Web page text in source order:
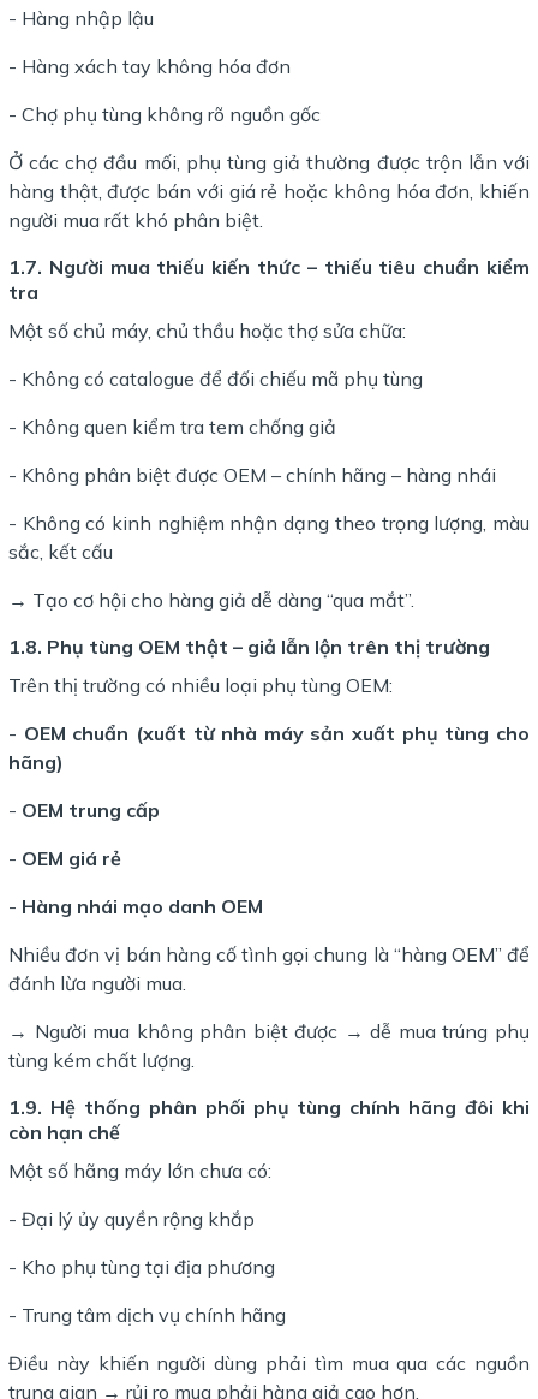
- Hàng nhập lậu
- Hàng xách tay không hóa đơn
- Chợ phụ tùng không rõ nguồn gốc
Ở các chợ đầu mối, phụ tùng giả thường được trộn lẫn với
hàng thật, được bán với giá rẻ hoặc không hóa đơn, khiến
người mua rất khó phân biệt.
1.7. Người mua thiếu kiến thức – thiếu tiêu chuẩn kiểm
tra
Một số chủ máy, chủ thầu hoặc thợ sửa chữa:
- Không có catalogue để đối chiếu mã phụ tùng
- Không quen kiểm tra tem chống giả
- Không phân biệt được OEM – chính hãng – hàng nhái
- Không có kinh nghiệm nhận dạng theo trọng lượng, màu
sắc, kết cấu
→ Tạo cơ hội cho hàng giả dễ dàng “qua mắt”.
1.8. Phụ tùng OEM thật – giả lẫn lộn trên thị trường
Trên thị trường có nhiều loại phụ tùng OEM:
- OEM chuẩn (xuất từ nhà máy sản xuất phụ tùng cho
hãng)
- OEM trung cấp
- OEM giá rẻ
- Hàng nhái mạo danh OEM
Nhiều đơn vị bán hàng cố tình gọi chung là “hàng OEM” để
đánh lừa người mua.
→ Người mua không phân biệt được → dễ mua trúng phụ
tùng kém chất lượng.
1.9. Hệ thống phân phối phụ tùng chính hãng đôi khi
còn hạn chế
Một số hãng máy lớn chưa có:
- Đại lý ủy quyền rộng khắp
- Kho phụ tùng tại địa phương
- Trung tâm dịch vụ chính hãng
Điều này khiến người dùng phải tìm mua qua các nguồn
trung gian → rủi ro mua phải hàng giả cao hơn.